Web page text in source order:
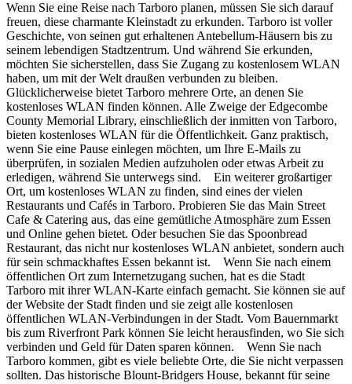
Wenn Sie eine Reise nach Tarboro planen, müssen Sie sich darauf
freuen, diese charmante Kleinstadt zu erkunden. Tarboro ist voller
Geschichte, von seinen gut erhaltenen Antebellum-Häusern bis zu
seinem lebendigen Stadtzentrum. Und während Sie erkunden,
möchten Sie sicherstellen, dass Sie Zugang zu kostenlosem WLAN
haben, um mit der Welt draußen verbunden zu bleiben.
Glücklicherweise bietet Tarboro mehrere Orte, an denen Sie
kostenloses WLAN finden können. Alle Zweige der Edgecombe
County Memorial Library, einschließlich der inmitten von Tarboro,
bieten kostenloses WLAN für die Öffentlichkeit. Ganz praktisch,
wenn Sie eine Pause einlegen möchten, um Ihre E-Mails zu
überprüfen, in sozialen Medien aufzuholen oder etwas Arbeit zu
erledigen, während Sie unterwegs sind. Ein weiterer großartiger
Ort, um kostenloses WLAN zu finden, sind eines der vielen
Restaurants und Cafés in Tarboro. Probieren Sie das Main Street
Cafe & Catering aus, das eine gemütliche Atmosphäre zum Essen
und Online gehen bietet. Oder besuchen Sie das Spoonbread
Restaurant, das nicht nur kostenloses WLAN anbietet, sondern auch
für sein schmackhaftes Essen bekannt ist. Wenn Sie nach einem
öffentlichen Ort zum Internetzugang suchen, hat es die Stadt
Tarboro mit ihrer WLAN-Karte einfach gemacht. Sie können sie auf
der Website der Stadt finden und sie zeigt alle kostenlosen
öffentlichen WLAN-Verbindungen in der Stadt. Vom Bauernmarkt
bis zum Riverfront Park können Sie leicht herausfinden, wo Sie sich
verbinden und Geld für Daten sparen können. Wenn Sie nach
Tarboro kommen, gibt es viele beliebte Orte, die Sie nicht verpassen
sollten. Das historische Blount-Bridgers House, bekannt für seine